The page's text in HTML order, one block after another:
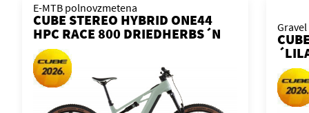
E-MTB polnovzmetena
CUBE STEREO HYBRID ONE44
HPC RACE 800 DRIEDHERBS´N
´BLACK 2026 KOLO
Gravel